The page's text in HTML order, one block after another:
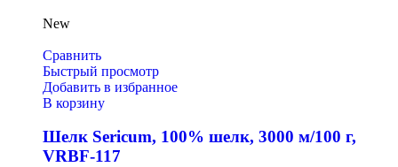
New
Сравнить
Быстрый просмотр
Добавить в избранное
В корзину
Шелк Sericum, 100% шелк, 3000 м/100 г,
VRBF-117